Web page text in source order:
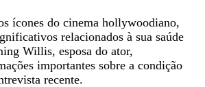
ícones do cinema hollywoodiano,
relacionados à sua saúde
Willis, esposa do ator,
importantes sobre a condição
recente.